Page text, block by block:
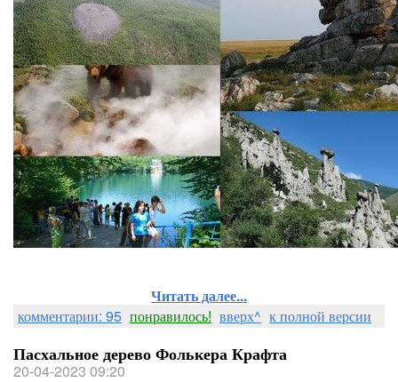
Читать далее...
комментарии: 95 понравилось! вверх^ к полной версии
Пасхальное дерево Фолькера Крафта
20-04-2023 09:20